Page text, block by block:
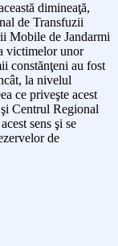
dimineaţă,
de Transfuzii
Mobile de Jandarmi
victimelor unor
constănţeni au fost
la nivelul
ce priveşte acest
Centrul Regional
sens şi se
de